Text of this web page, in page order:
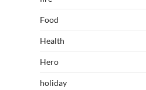
Food
Health
Hero
holiday